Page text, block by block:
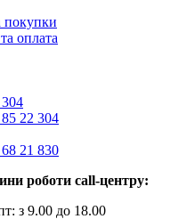
покупки
оплата
22 304
21 830
роботи call-центру:
з 9.00 до 18.00